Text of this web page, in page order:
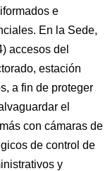
e
En la Sede,
accesos del
estación
a fin de proteger
el
con cámaras de
de control de
y